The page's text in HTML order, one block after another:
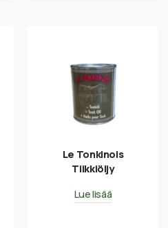
Le Tonkinois
Tiikkiöljy
Lue lisää